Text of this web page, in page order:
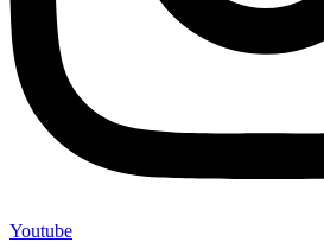
Youtube